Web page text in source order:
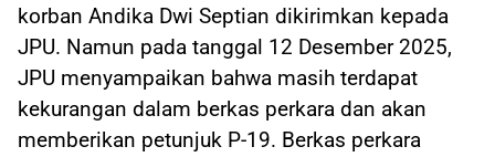
korban Andika Dwi Septian dikirimkan kepada
JPU. Namun pada tanggal 12 Desember 2025,
JPU menyampaikan bahwa masih terdapat
kekurangan dalam berkas perkara dan akan
memberikan petunjuk P-19. Berkas perkara